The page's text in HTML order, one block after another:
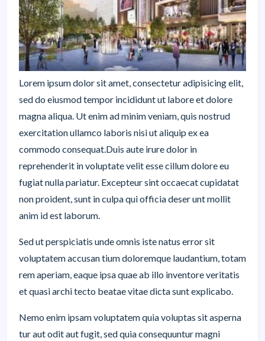
Lorem ipsum dolor sit amet, consectetur adipisicing elit,
sed do eiusmod tempor incididunt ut labore et dolore
magna aliqua. Ut enim ad minim veniam, quis nostrud
exercitation ullamco laboris nisi ut aliquip ex ea
commodo consequat.Duis aute irure dolor in
reprehenderit in voluptate velit esse cillum dolore eu
fugiat nulla pariatur. Excepteur sint occaecat cupidatat
non proident, sunt in culpa qui officia deser unt mollit
anim id est laborum.
Sed ut perspiciatis unde omnis iste natus error sit
voluptatem accusan tium doloremque laudantium, totam
rem aperiam, eaque ipsa quae ab illo inventore veritatis
et quasi archi tecto beatae vitae dicta sunt explicabo.
Nemo enim ipsam voluptatem quia voluptas sit asperna
tur aut odit aut fugit, sed quia consequuntur magni